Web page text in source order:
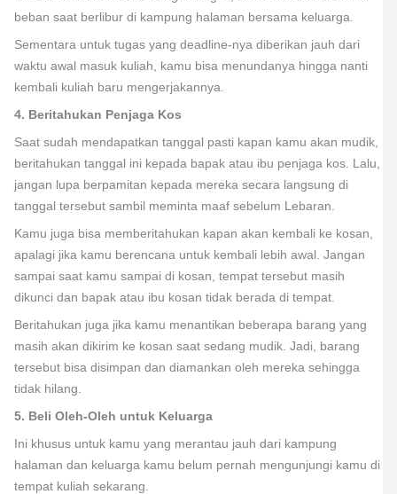
beban saat berlibur di kampung halaman bersama keluarga.
Sementara untuk tugas yang deadline-nya diberikan jauh dari
waktu awal masuk kuliah, kamu bisa menundanya hingga nanti
kembali kuliah baru mengerjakannya.
4. Beritahukan Penjaga Kos
Saat sudah mendapatkan tanggal pasti kapan kamu akan mudik,
beritahukan tanggal ini kepada bapak atau ibu penjaga kos. Lalu,
jangan lupa berpamitan kepada mereka secara langsung di
tanggal tersebut sambil meminta maaf sebelum Lebaran.
Kamu juga bisa memberitahukan kapan akan kembali ke kosan,
apalagi jika kamu berencana untuk kembali lebih awal. Jangan
sampai saat kamu sampai di kosan, tempat tersebut masih
dikunci dan bapak atau ibu kosan tidak berada di tempat.
Beritahukan juga jika kamu menantikan beberapa barang yang
masih akan dikirim ke kosan saat sedang mudik. Jadi, barang
tersebut bisa disimpan dan diamankan oleh mereka sehingga
tidak hilang.
5. Beli Oleh-Oleh untuk Keluarga
Ini khusus untuk kamu yang merantau jauh dari kampung
halaman dan keluarga kamu belum pernah mengunjungi kamu di
tempat kuliah sekarang.